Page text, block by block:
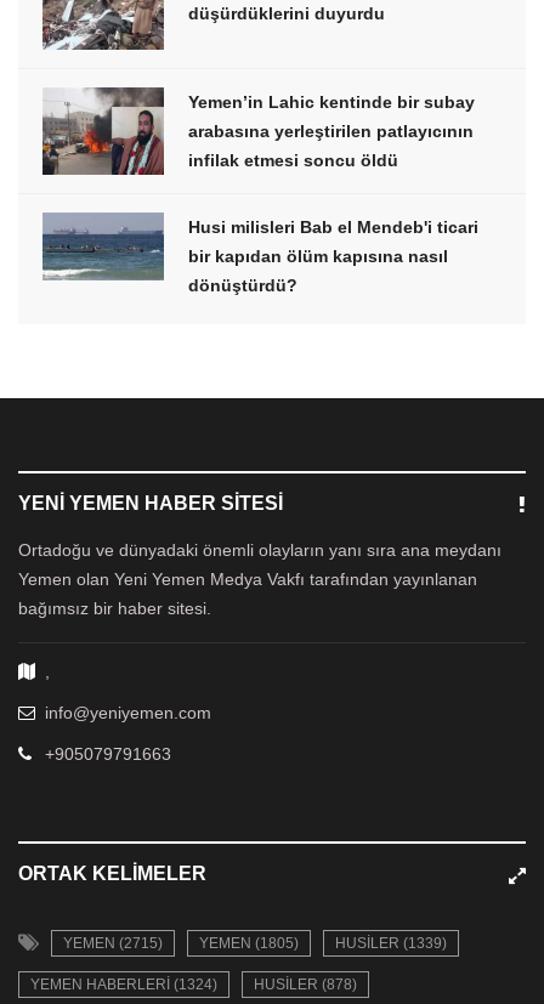
düşürdüklerini duyurdu
Yemen’in Lahic kentinde bir subay
arabasına yerleştirilen patlayıcının
infilak etmesi soncu öldü
Husi milisleri Bab el Mendeb'i ticari
bir kapıdan ölüm kapısına nasıl
dönüştürdü?
YENI YEMEN HABER SITESI
Ortadoğu ve dünyadaki önemli olayların yanı sıra ana meydanı
Yemen olan Yeni Yemen Medya Vakfı tarafından yayınlanan
bağımsız bir haber sitesi.
,
info@yeniyemen.com
+905079791663
ORTAK KELIMELER
YEMEN (2715) YEMEN (1805) HUSILER (1339)
YEMEN HABERLERI (1324) HUSILER (878)